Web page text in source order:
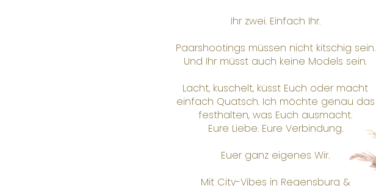
Ihr zwei. Einfach Ihr.
Paarshootings müssen nicht kitschig sein.
Und Ihr müsst auch keine Models sein.
Lacht, kuschelt, küsst Euch oder macht
einfach Quatsch. Ich möchte genau das
festhalten, was Euch ausmacht.
Eure Liebe. Eure Verbindung.
Euer ganz eigenes Wir.
Mit City-Vibes in Regensburg &